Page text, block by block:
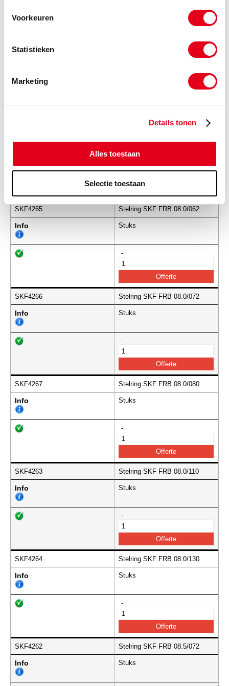
Voorkeuren
Statistieken
Marketing
Details tonen
Alles toestaan
Selectie toestaan
Info
Stelring SKF FRB 07.5/072
-
SKF4265 Stelring SKF FRB 08.0/062
Info Stuks
-
SKF4266 Stelring SKF FRB 08.0/072
Info Stuks
-
SKF4267 Stelring SKF FRB 08.0/080
Info Stuks
-
SKF4263 Stelring SKF FRB 08.0/110
Info Stuks
-
SKF4264 Stelring SKF FRB 08.0/130
Info Stuks
-
SKF4262 Stelring SKF FRB 08.5/072
Info Stuks